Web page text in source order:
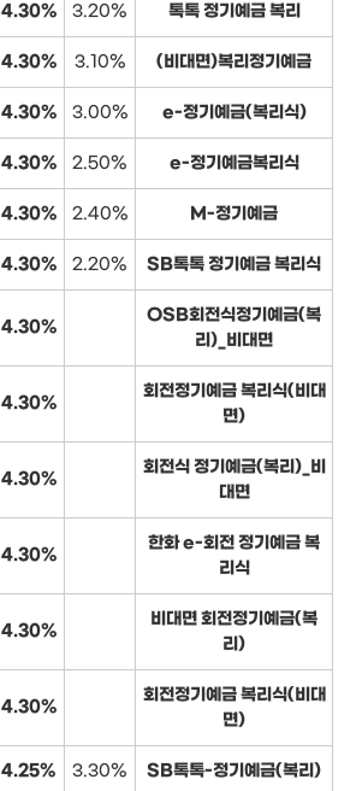
4.30% 3.20% 톡톡 정기예금 복리
4.30% 3.10% (비대면)복리정기예금
4.30% 3.00% e-정기예금(복리식)
4.30% 2.50% e-정기예금복리식
4.30% 2.40% M-정기예금
4.30% 2.20% SB톡톡 정기예금 복리식
4.30%
OSB회전식정기예금(복
리)_비대면
4.30%
회전정기예금 복리식(비대
면)
4.30%
회전식 정기예금(복리)_비
대면
4.30%
한화 e-회전 정기예금 복
리식
4.30%
비대면 회전정기예금(복
리)
4.30%
회전정기예금 복리식(비대
면)
4.25% 3.30% SB톡톡-정기예금(복리)